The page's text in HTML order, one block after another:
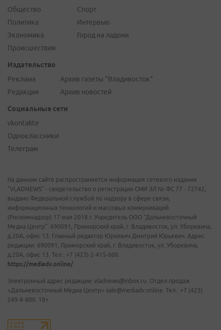
Общество
Политика
Экономика
Происшествия
Спорт
Интервью
Город на ладони
Издательство
Реклама
Редакция
Архив газеты "Владивосток"
Архив новостей
Социальные сети
vkontakte
Одноклассники
Телеграм
На данном сайте распространяется информация сетевого издания
"VLADNEWS" - свидетельство о регистрации СМИ ЭЛ № ФС 77 - 72742,
выдано Федеральной службой по надзору в сфере связи,
информационных технологий и массовых коммуникаций
(Роскомнадзор) 17 мая 2018 г. Учредитель ООО "Дальневосточный
Медиа Центр". 690091, Приморский край, г. Владивосток, ул. Уборевича,
д.20А, офис 13. Главный редактор Юркевич Дмитрий Юрьевич. Адрес
редакции: 690091, Приморский край, г. Владивосток, ул. Уборевича,
д.20А, офис 13. Тел.: +7 (423) 2-415-600.
https://mediadv.online/
Электронный адрес редакции: vladnews@inbox.ru. Отдел продаж
«Дальневосточный Медиа Центр» sale@mediadv.online. Тел.: +7 (423)
249-8-800. 18+